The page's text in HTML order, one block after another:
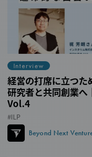
Interview
経営の打席に立つた
研究者と共同創業
Vol.4
ILP
Beyond Next